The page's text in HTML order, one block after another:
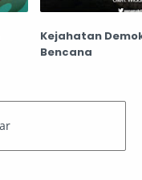
Kejahatan
Bencana